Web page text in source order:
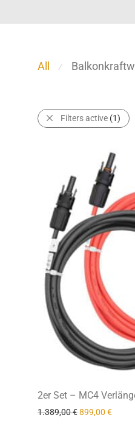
All ⁄
Filters active (1)
2er Set – MC4
1.389,00€Ursprünglicher
899,00 €